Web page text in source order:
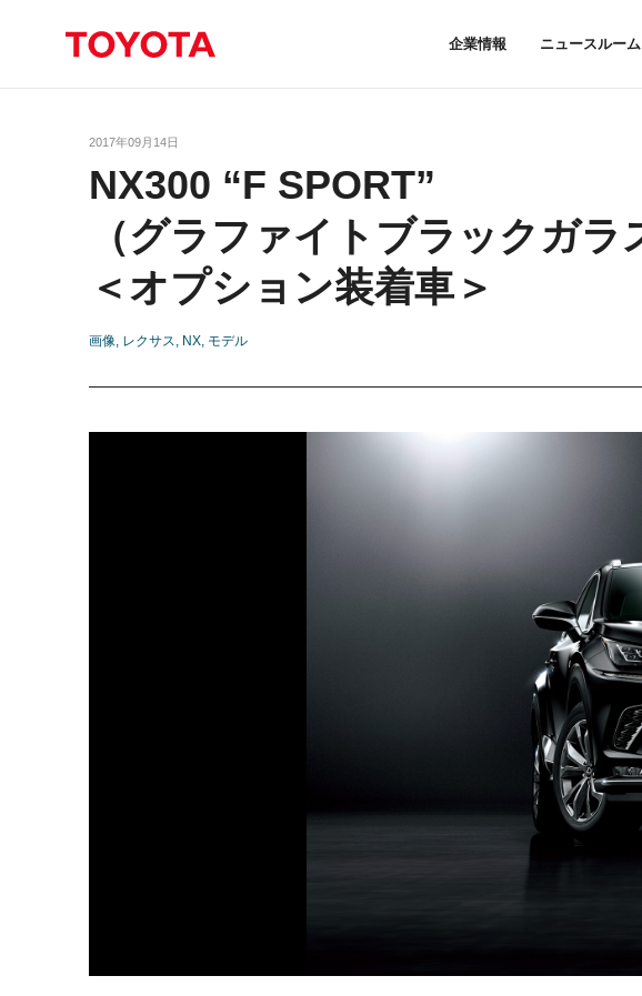
企業情報 ニュースルーム
2017年09月14日
NX300 “F SPORT”
（グラファイトブラックガラ
＜オプション装着車＞
画像 レクサス NX モデル